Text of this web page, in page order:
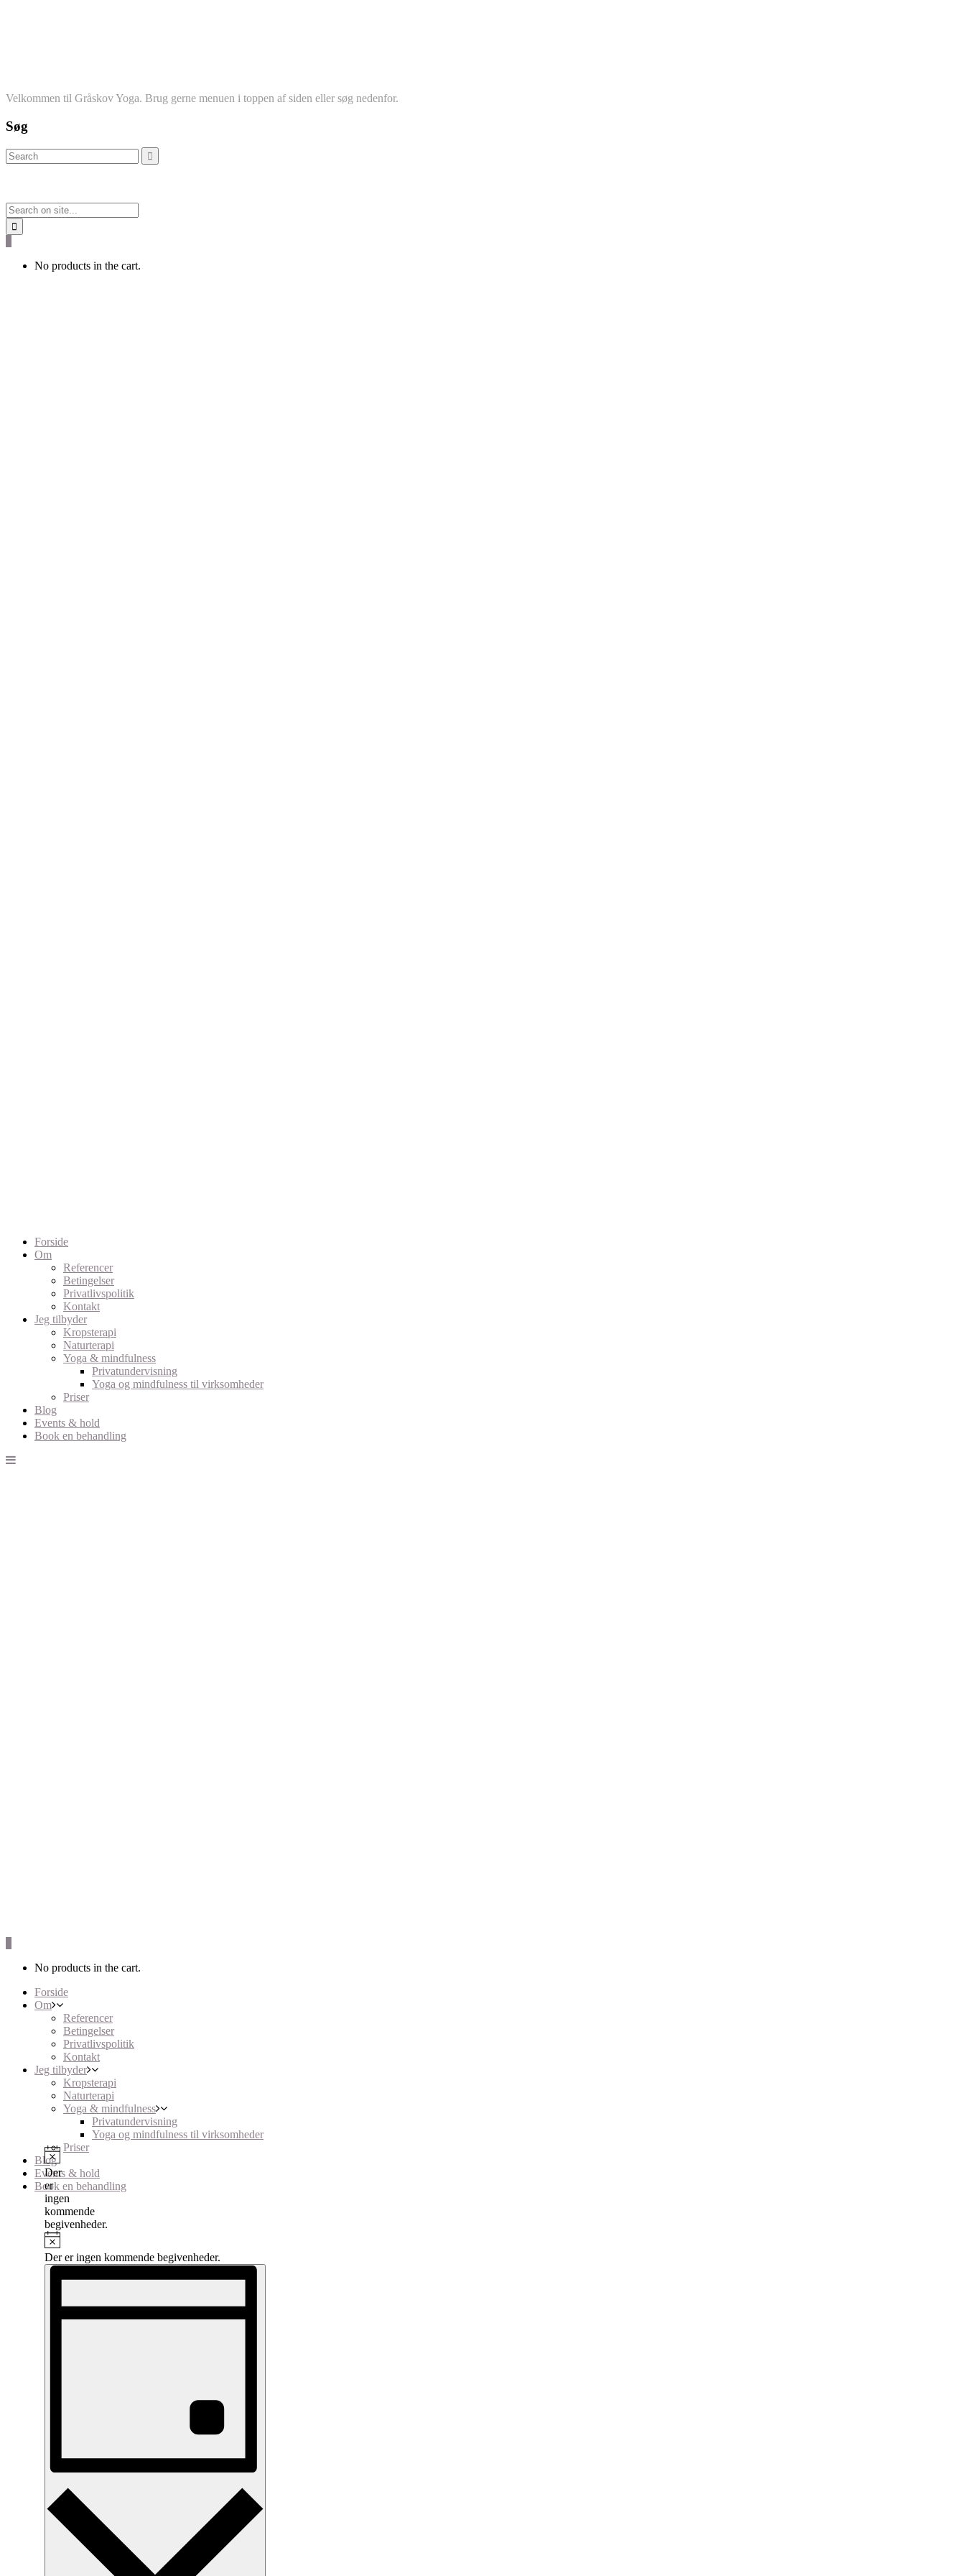
Velkommen til Gråskov Yoga. Brug gerne menuen i toppen af siden eller søg nedenfor.
Søg
No products in the cart.
Forside
Om
Referencer
Betingelser
Privatlivspolitik
Kontakt
Jeg tilbyder
Kropsterapi
Naturterapi
Yoga & mindfulness
Privatundervisning
Yoga og mindfulness til virksomheder
Priser
Blog
Events & hold
Book en behandling
No products in the cart.
Forside
Om
Referencer
Betingelser
Privatlivspolitik
Kontakt
Jeg tilbyder
Kropsterapi
Naturterapi
Yoga & mindfulness
Privatundervisning
Yoga og mindfulness til virksomheder
Priser
Blog
Events & hold
Book en behandling
Der
er
ingen
kommende
begivenheder.
Der er ingen kommende begivenheder.
Navigation
visninger
Begivenhed
Navigation